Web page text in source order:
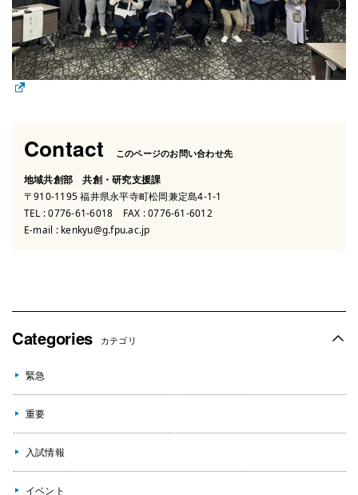
Contact このページのお問い合わせ先
地域共創部 共創・研究支援課
〒910-1195 福井県永平寺町松岡兼定島4-1-1
TEL :0776-61-6018 FAX : 0776-61-6012
E-mail : kenkyu@g.fpu.ac.jp
Categories カテゴリ
緊急
重要
入試情報
イベント